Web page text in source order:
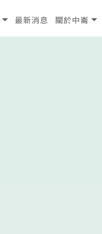
最新消息
最新消息
關於中崙
關於中崙